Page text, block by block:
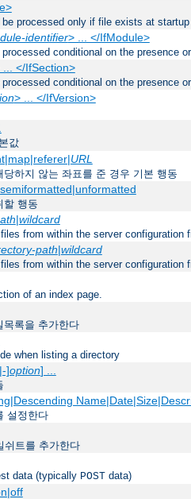
processed only if file exists at startup
identifier> ... </IfModule>
conditional on the presence
... </IfSection>
conditional on the presence
> ... </IfVersion>
값
URL
하지 않는 좌표를 준 경우 기본 행동
할 행동
|wildcard
from within the server configuration
path|wildcard
from within the server configuration
of an index page.
목록을 추가한다
when listing a directory
]option] ...
설정한다
쉬트를 추가한다
data (typically POST data)